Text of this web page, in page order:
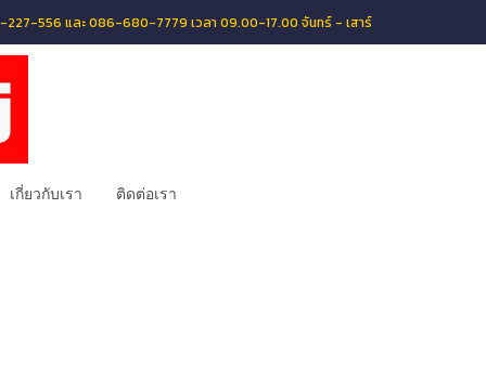
227-556 และ 086-680-7779 เวลา 09.00-17.00 จันทร์ - เสาร์
เกี่ยวกับเรา ติดต่อเรา